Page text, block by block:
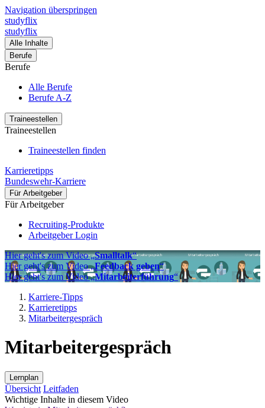
Navigation überspringen
studyflix
studyflix
Alle Inhalte
Berufe
Berufe
Alle Berufe
Berufe A-Z
Traineestellen
Traineestellen
Traineestellen finden
Karrieretipps
Bundeswehr-Karriere
Für Arbeitgeber
Für Arbeitgeber
Recruiting-Produkte
Arbeitgeber Login
Hier geht's zum Video „Smalltalk“
Hier geht's zum Video „Feedback geben“
Hier geht's zum Video „Mitarbeiterführung“
Karriere-Tipps
Karrieretipps
Mitarbeitergespräch
Mitarbeitergespräch
Lernplan
Übersicht Leitfaden
Wichtige Inhalte in diesem Video